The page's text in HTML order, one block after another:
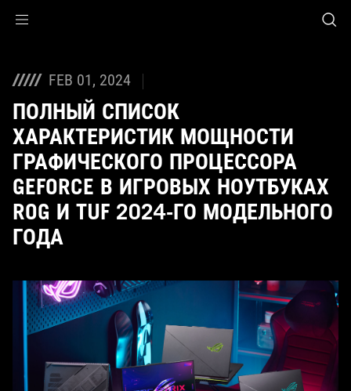
FEB 01, 2024
ПОЛНЫЙ СПИСОК
ХАРАКТЕРИСТИК МОЩНОСТИ
ГРАФИЧЕСКОГО ПРОЦЕССОРА
GEFORCE В ИГРОВЫХ НОУТБУКАХ
ROG И TUF 2024-ГО МОДЕЛЬНОГО
ГОДА